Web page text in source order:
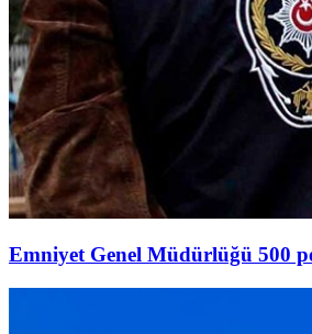
Emniyet Genel Müdürlüğü 500